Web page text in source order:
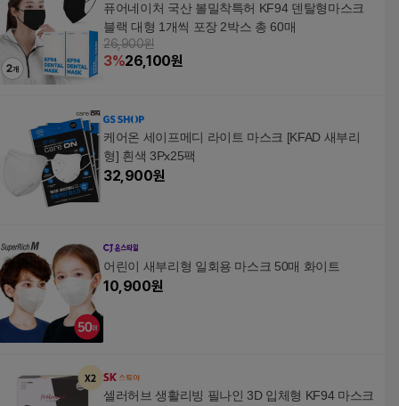
퓨어네이처 국산 볼밀착특허 KF94 덴탈형마스크
블랙 대형 1개씩 포장 2박스 총 60매
26,900원
3%26,100원
케어온 세이프메디 라이트 마스크 [KFAD 새부리
형] 흰색 3Px25팩
32,900원
어린이 새부리형 일회용 마스크 50매 화이트
10,900원
셀러허브 생활리빙 필나인 3D 입체형 KF94 마스크